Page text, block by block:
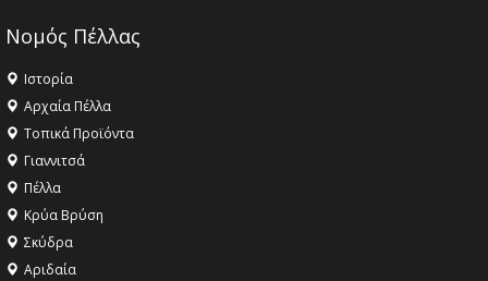
Νομός Πέλλας
Ιστορία
Αρχαία Πέλλα
Τοπικά Προϊόντα
Γιαννιτσά
Πέλλα
Κρύα Βρύση
Σκύδρα
Αριδαία